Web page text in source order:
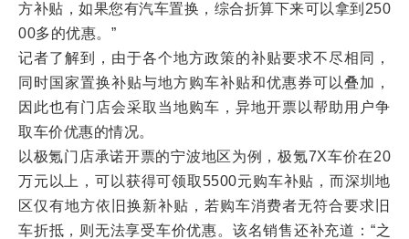
方补贴，如果您有汽车置换，综合折算下来可以拿到250
00多的优惠。”
记者了解到，由于各个地方政策的补贴要求不尽相同，
同时国家置换补贴与地方购车补贴和优惠券可以叠加，
因此也有门店会采取当地购车，异地开票以帮助用户争
取车价优惠的情况。
以极氪门店承诺开票的宁波地区为例，极氪7X车价在20
万元以上，可以获得可领取5500元购车补贴，而深圳地
区仅有地方依旧换新补贴，若购车消费者无符合要求旧
车折抵，则无法享受车价优惠。该名销售还补充道：“之